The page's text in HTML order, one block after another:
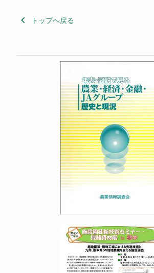
keyboard_arrow_left トップへ戻る